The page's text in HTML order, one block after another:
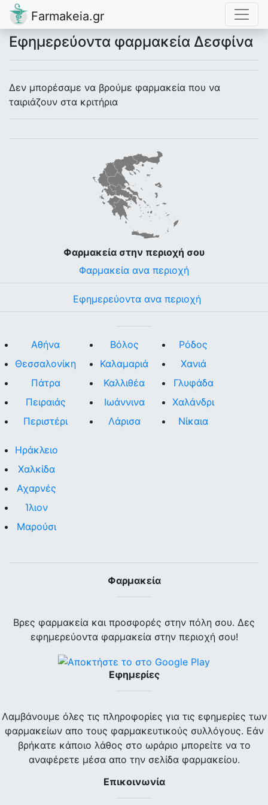
Farmakeia.gr
Εφημερεύοντα φαρμακεία Δεσφίνα
Δεν μπορέσαμε να βρούμε φαρμακεία που να
ταιριάζουν στα κριτήρια
Φαρμακεία στην περιοχή σου
Φαρμακεία ανα περιοχή
Εφημερεύοντα ανα περιοχή
Αθήνα
Θεσσαλονίκη
Πάτρα
Πειραιάς
Περιστέρι
Βόλος
Καλαμαριά
Καλλιθέα
Ιωάννινα
Λάρισα
Ρόδος
Χανιά
Γλυφάδα
Χαλάνδρι
Νίκαια
Ηράκλειο
Χαλκίδα
Αχαρνές
Ίλιον
Μαρούσι
Φαρμακεία
Βρες φαρμακεία και προσφορές στην πόλη σου. Δες
εφημερεύοντα φαρμακεία στην περιοχή σου!
Εφημερίες
Λαμβάνουμε όλες τις πληροφορίες για τις εφημερίες των
φαρμακείων απο τους φαρμακευτικούς συλλόγους. Εάν
βρήκατε κάποιο λάθος στο ωράριο μπορείτε να το
αναφέρετε μέσα απο την σελίδα φαρμακείου.
Επικοινωνία